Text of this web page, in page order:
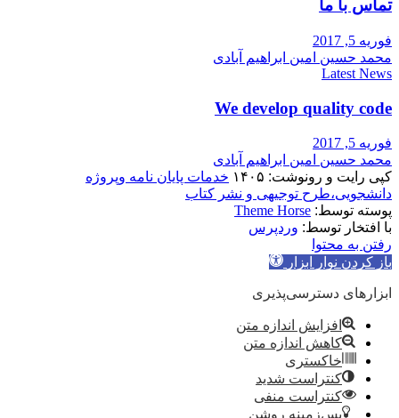
تماس با ما
فوریه 5, 2017
محمد حسین امین ابراهیم آبادی
Latest News
We develop quality code
فوریه 5, 2017
محمد حسین امین ابراهیم آبادی
کپی رایت و رونوشت: ۱۴۰۵
خدمات پایان نامه وپروژه
دانشجویی،طرح توجیهی و نشر کتاب
پوسته توسط: Theme Horse
با افتخار توسط: وردپرس
رفتن به محتوا
باز کردن نوار ابزار
ابزارهای دسترسی‌پذیری
افزایش اندازه متن
کاهش اندازه متن
خاکستری
کنتراست شدید
کنتراست منفی
پس‌زمینه روشن